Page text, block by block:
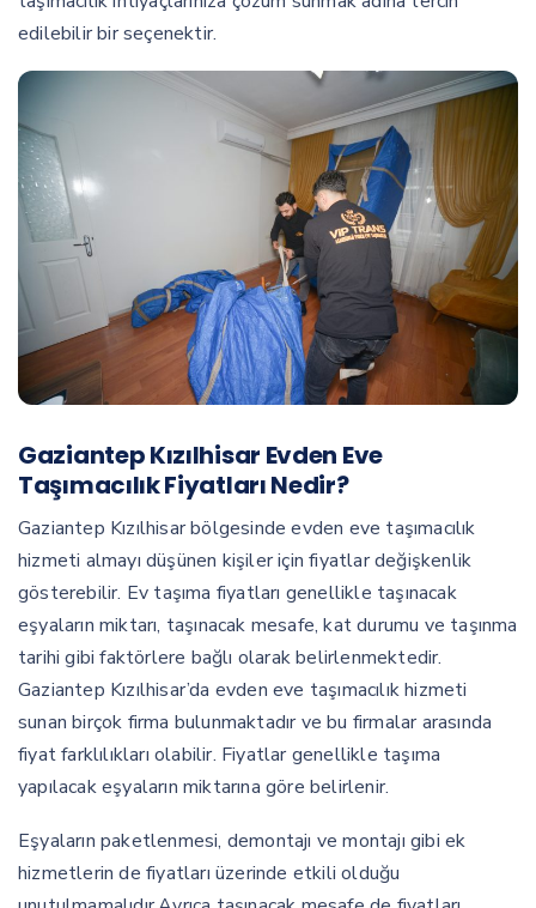
edilebilir bir seçenektir.
Gaziantep Kızılhisar Evden Eve
Taşımacılık Fiyatları Nedir?
Gaziantep Kızılhisar bölgesinde evden eve taşımacılık
hizmeti almayı düşünen kişiler için fiyatlar değişkenlik
gösterebilir. Ev taşıma fiyatları genellikle taşınacak
eşyaların miktarı, taşınacak mesafe, kat durumu ve taşınma
tarihi gibi faktörlere bağlı olarak belirlenmektedir.
Gaziantep Kızılhisar’da evden eve taşımacılık hizmeti
sunan birçok firma bulunmaktadır ve bu firmalar arasında
fiyat farklılıkları olabilir. Fiyatlar genellikle taşıma
yapılacak eşyaların miktarına göre belirlenir.
Eşyaların paketlenmesi, demontajı ve montajı gibi ek
hizmetlerin de fiyatları üzerinde etkili olduğu